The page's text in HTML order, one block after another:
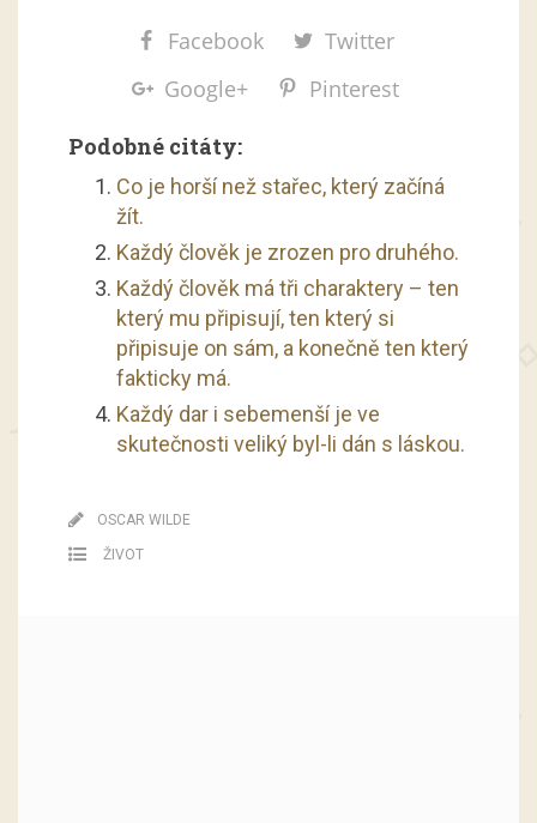
Facebook
Twitter
Google+
Pinterest
Podobné citáty:
Co je horší než stařec, který začíná
žít.
Každý člověk je zrozen pro druhého.
Každý člověk má tři charaktery – ten
který mu připisují, ten který si
připisuje on sám, a konečně ten který
fakticky má.
Každý dar i sebemenší je ve
skutečnosti veliký byl-li dán s láskou.
OSCAR WILDE
ŽIVOT